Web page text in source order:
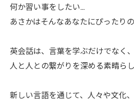
何か習い事をしたい…
あさかはそんなあなたにぴったり
英会話は、言葉を学ぶだけでなく、
人と人との繋がりを深める素晴ら
新しい言語を通じて、人々や文化、